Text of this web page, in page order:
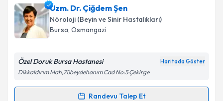
Takvim Talebini Gönder
Uzm. Dr. Turgay Göncü için randevu takvimi talebi
oluşturun. Size bu uzmandan randevu almanız için bir
takvim hazırlandığında e-posta ile bilgilendireceğiz.
Kişisel verilerimin işlenmesine ilişkin
Uzm. Dr. Çiğdem Şen
Nöroloji (Beyin ve Sinir Hastalıkları)
Bursa, Osmangazi
Özel Doruk Bursa Hastanesi Haritada Göster
Dikkaldırım Mah,Zübeydehanım Cad No:5 Çekirge
Randevu Talep Et